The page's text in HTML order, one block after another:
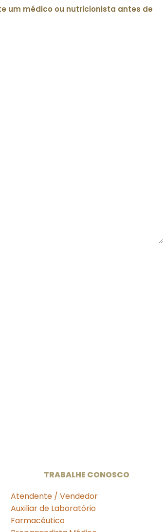
um médico ou nutricionista antes de
TRABALHE CONOSCO
Atendente / Vendedor
Auxiliar de Laboratório
Farmacêutico